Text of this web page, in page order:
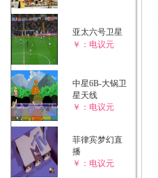
亚太六号卫星
￥：电议元
中星6B-大锅卫
星天线
￥：电议元
菲律宾梦幻直
播
￥：电议元